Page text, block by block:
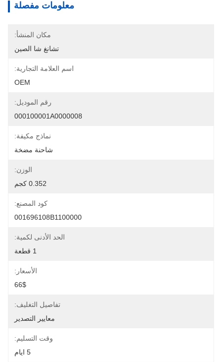
معلومات مفصلة
مكان المنشأ:
تشانغ شا الصين
اسم العلامة التجارية:
OEM
رقم الموديل:
000100001A0000008
نماذج مكيفة:
شاحنة مضخة
الوزن:
0.352 كجم
كود المصنع:
001696108B1100000
الحد الأدنى لكمية:
1 قطعة
الأسعار:
66$
تفاصيل التغليف:
معايير التصدير
وقت التسليم:
5 ايام